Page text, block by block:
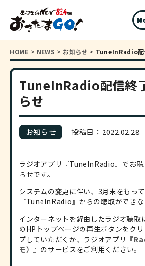
HOME > NEWS > お知らせ > TuneInRadio配
TuneInRadio配信終
らせ
お知らせ 投稿日：2022.02.28
ラジオアプリ『TuneInRadio』でお
らせです。
システムの変更に伴い、3月末をもって
『TuneInRadio』からの聴取ができな
インターネットを経由したラジオ聴取
のHPトップページの再生ボタンをク
プしていただくか、ラジオアプリ『
モ）』のサービスをご利用ください。